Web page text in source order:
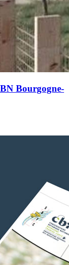
Bourgogne-